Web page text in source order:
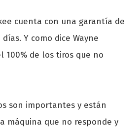
cuenta con una garantía de
Y como dice Wayne
100% de los tiros que no
son importantes y están
máquina que no responde y